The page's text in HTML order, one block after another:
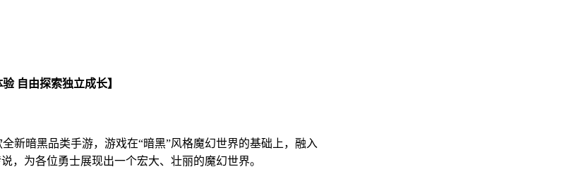
验 自由探索独立成长】
全新暗黑品类手游，游戏在“暗黑”风格魔幻世界的基础上，融入
，为各位勇士展现出一个宏大、壮丽的魔幻世界。